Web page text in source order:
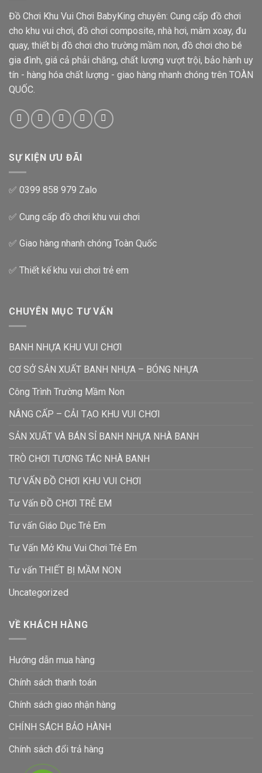
Đồ Chơi Khu Vui Chơi BabyKing chuyên: Cung cấp đồ chơi
cho khu vui chơi, đồ chơi composite, nhà hơi, mâm xoay, đu
quay, thiết bị đồ chơi cho trường mầm non, đồ chơi cho bé
gia đình, giá cả phải chăng, chất lượng vượt trội, bảo hành uy
tín - hàng hóa chất lượng - giao hàng nhanh chóng trên TOÀN
QUỐC.
SỰ KIỆN ƯU ĐÃI
✅ 0399 858 979 Zalo
✅ Cung cấp đồ chơi khu vui chơi
✅ Giao hàng nhanh chóng Toàn Quốc
✅ Thiết kế khu vui chơi trẻ em
CHUYÊN MỤC TƯ VẤN
BANH NHỰA KHU VUI CHƠI
CƠ SỞ SẢN XUẤT BANH NHỰA – BÓNG NHỰA
Công Trình Trường Mầm Non
NÂNG CẤP – CẢI TẠO KHU VUI CHƠI
SẢN XUẤT VÀ BÁN SỈ BANH NHỰA NHÀ BANH
TRÒ CHƠI TƯƠNG TÁC NHÀ BANH
TƯ VẤN ĐỒ CHƠI KHU VUI CHƠI
Tư Vấn ĐỒ CHƠI TRẺ EM
Tư vấn Giáo Dục Trẻ Em
Tư Vấn Mở Khu Vui Chơi Trẻ Em
Tư vấn THIẾT BỊ MẦM NON
Uncategorized
VỀ KHÁCH HÀNG
Hướng dẫn mua hàng
Chính sách thanh toán
Chính sách giao nhận hàng
CHÍNH SÁCH BẢO HÀNH
Chính sách đổi trả hàng